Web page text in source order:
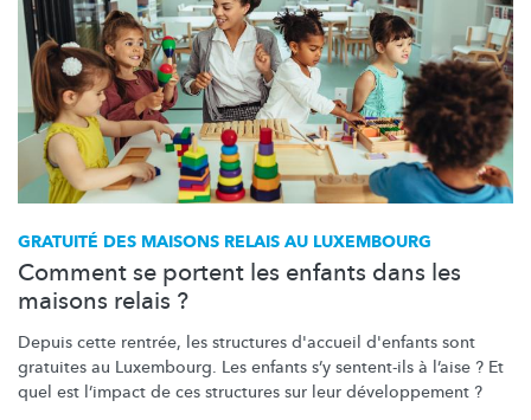
GRATUITÉ DES MAISONS RELAIS AU LUXEMBOURG
Comment se portent les enfants dans les
maisons relais ?
Depuis cette rentrée, les structures d'accueil d'enfants sont
gratuites au Luxembourg. Les enfants s’y sentent-ils à l’aise ? Et
quel est l’impact de ces structures sur leur développement ?